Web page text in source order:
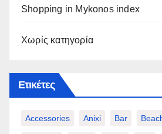
Shopping in Mykonos index
Χωρίς κατηγορία
Ετικέτες
Accessories Anixi Bar